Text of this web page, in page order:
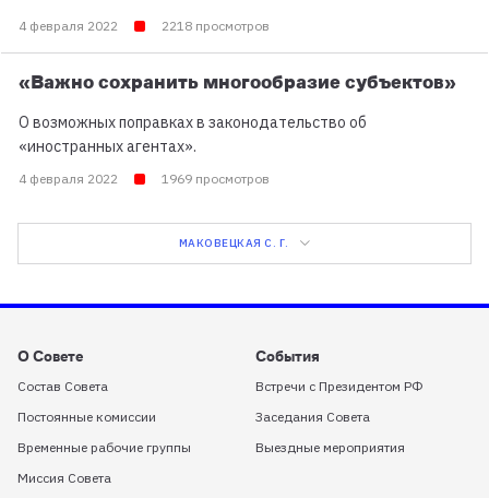
МАКОВЕЦКАЯ С. Г.
4 февраля 2022 2218 просмотров
«Важно сохранить многообразие субъектов»
О возможных поправках в законодательство об
«иностранных агентах».
4 февраля 2022 1969 просмотров
О Совете
Состав Совета
Постоянные комиссии
Временные рабочие группы
Миссия Совета
События
Встречи с Президентом РФ
Заседания Совета
Выездные мероприятия